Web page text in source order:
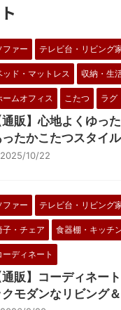
ファー テレビ台・リビング
ッド・マットレス 収納・生
ームオフィス こたつ ラグ
通販】心地よくゆっ
ったかこたつスタイ
2025/10/22
ファー テレビ台・リビング
子・チェア 食器棚・キッチ
ーディネート
通販】コーディネー
クモダンなリビング